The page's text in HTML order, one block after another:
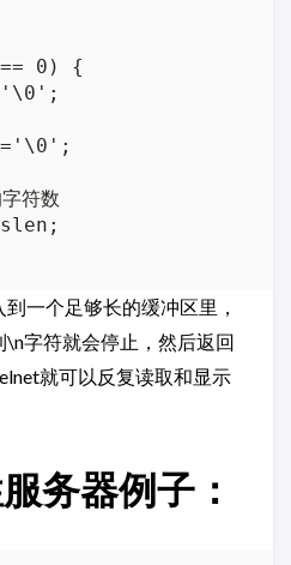
0) {
符数
一个足够长的缓冲区里，
字符就会停止，然后返回
就可以反复读取和显示
务器例子：